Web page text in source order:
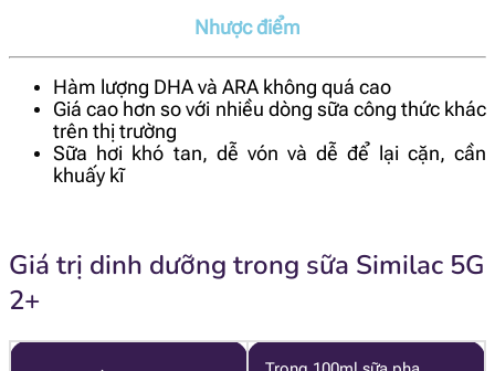
Nhược điểm
Hàm lượng DHA và ARA không quá cao
Giá cao hơn so với nhiều dòng sữa công thức khác
trên thị trường
Sữa hơi khó tan, dễ vón và dễ để lại cặn, cần
khuấy kĩ
Giá trị dinh dưỡng trong sữa Similac 5G
2+